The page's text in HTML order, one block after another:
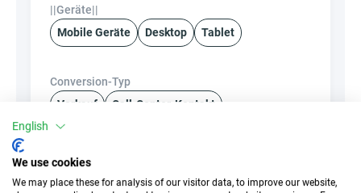
||Geräte||
Mobile Geräte
Desktop Tablet
Conversion-Typ
Verkauf
Call-Center-Kontakt
Unerlaubter
Incentivierter Traffic
English
We use cookies
We may place these for analysis of our visitor data, to improve our website,